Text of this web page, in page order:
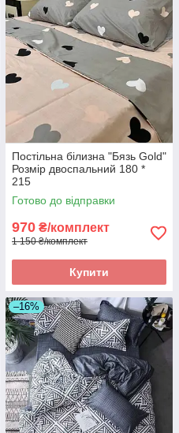
Постільна білизна "Бязь Gold"
Розмір двоспальний 180 *
215
Готово до відправки
970 ₴/комплект
1 150 ₴/комплект
Купити
–16%